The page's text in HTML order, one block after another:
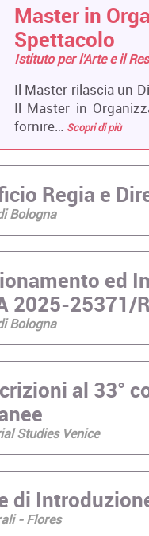
Master in
Spettacolo
Istituto per l'Arte e il
Il Master rilascia un
Il Master in
fornire… Scopri di più
Regia e
Bologna
ed
2025-25371/
Bologna
al 33°
Studies Venice
di
- Flores